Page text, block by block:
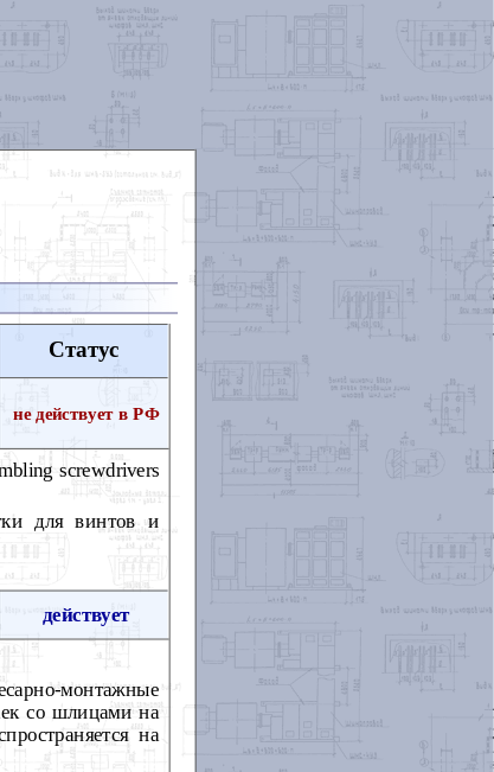
Статус
не действует в РФ
screwdrivers
для винтов и
действует
монтажные
со шлицами на
на